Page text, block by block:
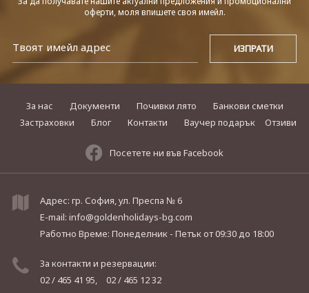
оферти, моля впишете своя имейл.
За нас Документи Почивки лято
Банкови сметки
Застраховки
Блог Контакти Ваучер подарък Отзиви
Посетете ни във Facebook
Адрес: гр. София, ул. Преспа № 6
E-mail: info@goldenholidays-bg.com
Работно Време: Понеделник - Петъкот 09:30 до 18:00
За контакти и резервации:
02 / 465 41 95,
02 / 465 12 32